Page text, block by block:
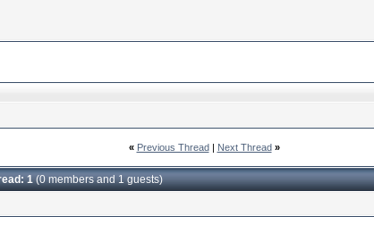
« Previous Thread| Next Thread »
1(0 members and 1 guests)